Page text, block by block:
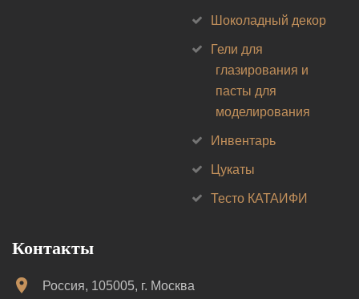
Шоколадный декор
Гели для
глазирования и
пасты для
моделирования
Инвентарь
Цукаты
Тесто КАТАИФИ
Контакты
Россия, 105005, г. Москва